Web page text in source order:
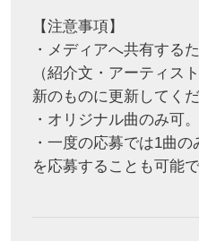
【注意事項】
・メディアへ共有する
（紹介文・アーティス
新のものに更新してく
・オリジナル曲のみ可。
・一度の応募では1曲
を応募することも可能で